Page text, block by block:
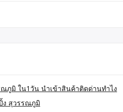
ภูมิ ใน1วัน นำเข้าสินค้าติดด่านทำไง
ง สุวรรณภูมิ